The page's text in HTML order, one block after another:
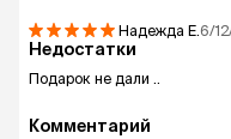
Надежда Е. 6/
Недостатки
Подарок не дали ..
Комментарий